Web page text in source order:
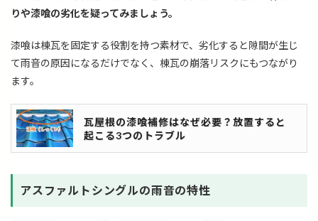
りや漆喰の劣化を疑ってみましょう。
漆喰は棟瓦を固定する役割を持つ素材で、劣化すると隙間が生じ
て雨音の原因になるだけでなく、棟瓦の崩落リスクにもつながり
ます。
瓦屋根の漆喰補修はなぜ必要？放置すると
起こる3つのトラブル
アスファルトシングルの雨音の特性